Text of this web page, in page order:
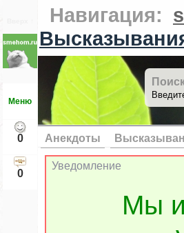
Меню
0
0
Навигация:
Анекдоты
Уведомление
Мы